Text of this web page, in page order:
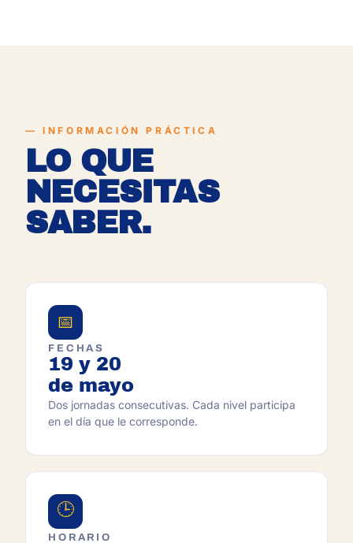
INFORMACIÓN PRÁCTICA
LO QUE
NECESITAS
SABER.
📅
FECHAS
19 y 20
de mayo
Dos jornadas consecutivas. Cada nivel participa
en el día que le corresponde.
🕒
HORARIO